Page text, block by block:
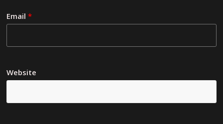
Email*
Website